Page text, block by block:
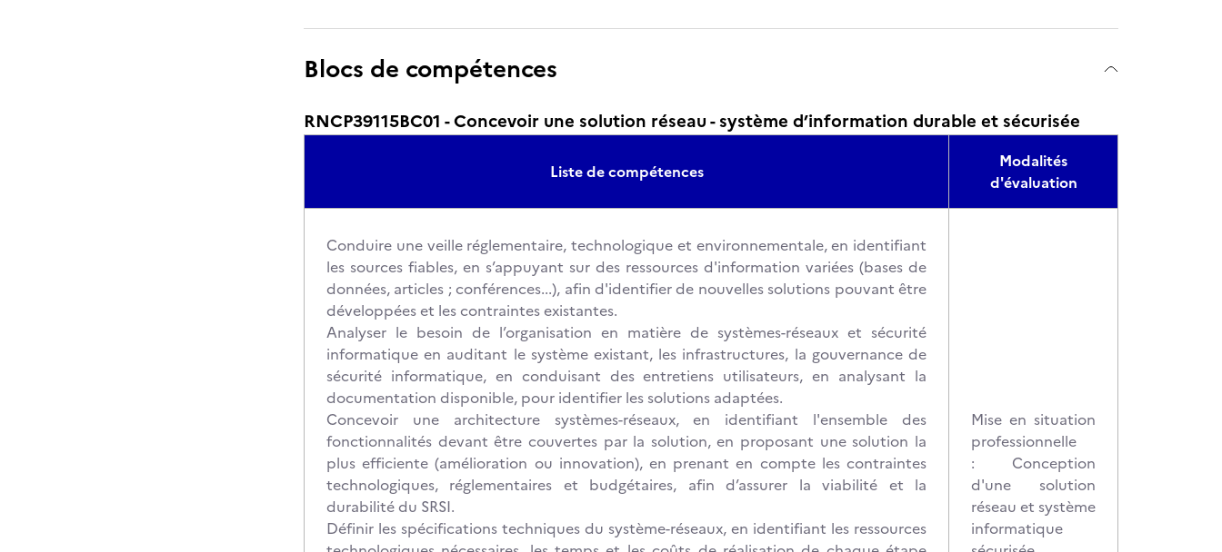
Blocs de compétences
RNCP39115BC01 - Concevoir une solution réseau - système d’information durable et sécurisée
Liste de compétences
Modalités
d'évaluation
Conduire une veille réglementaire, technologique et environnementale, en identifiant
les sources fiables, en s’appuyant sur des ressources d'information variées (bases de
données, articles ; conférences...), afin d'identifier de nouvelles solutions pouvant être
développées et les contraintes existantes.
Analyser le besoin de l’organisation en matière de systèmes-réseaux et sécurité
informatique en auditant le système existant, les infrastructures, la gouvernance de
sécurité informatique, en conduisant des entretiens utilisateurs, en analysant la
documentation disponible, pour identifier les solutions adaptées.
Concevoir une architecture systèmes-réseaux, en identifiant l'ensemble des
fonctionnalités devant être couvertes par la solution, en proposant une solution la
plus efficiente (amélioration ou innovation), en prenant en compte les contraintes
technologiques, réglementaires et budgétaires, afin d’assurer la viabilité et la
durabilité du SRSI.
Définir les spécifications techniques du système-réseaux, en identifiant les ressources
Mise en situation
professionnelle
: Conception
d'une solution
réseau et système
informatique